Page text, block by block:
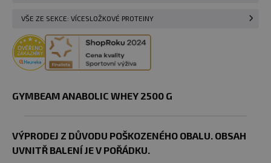
VŠE ZE SEKCE: VÍCESLOŽKOVÉ PROTEINY
GYMBEAM ANABOLIC WHEY 2500 G
VÝPRODEJ Z DŮVODU POŠKOZENÉHO OBALU. OBSAH
UVNITŘ BALENÍ JE V POŘÁDKU.